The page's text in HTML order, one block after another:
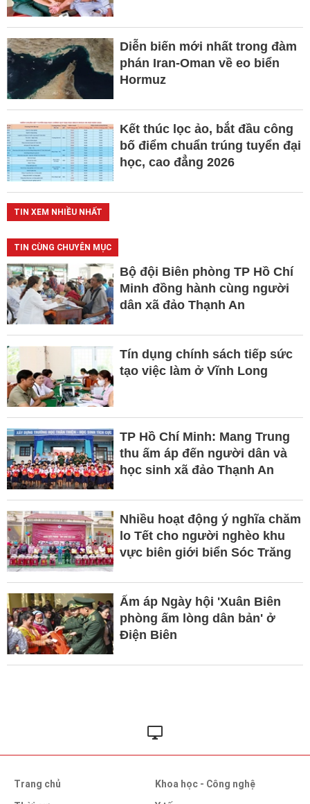
Diễn biến mới nhất trong đàm
phán Iran-Oman về eo biển
Hormuz
Kết thúc lọc ảo, bắt đầu công
bố điểm chuẩn trúng tuyển đại
học, cao đẳng 2026
TIN XEM NHIỀU NHẤT
TIN CÙNG CHUYÊN MỤC
Bộ đội Biên phòng TP Hồ Chí
Minh đồng hành cùng người
dân xã đảo Thạnh An
Tín dụng chính sách tiếp sức
tạo việc làm ở Vĩnh Long
TP Hồ Chí Minh: Mang Trung
thu ấm áp đến người dân và
học sinh xã đảo Thạnh An
Nhiều hoạt động ý nghĩa chăm
lo Tết cho người nghèo khu
vực biên giới biển Sóc Trăng
Ấm áp Ngày hội 'Xuân Biên
phòng ấm lòng dân bản' ở
Điện Biên
Trang chủ
Khoa học - Công nghệ